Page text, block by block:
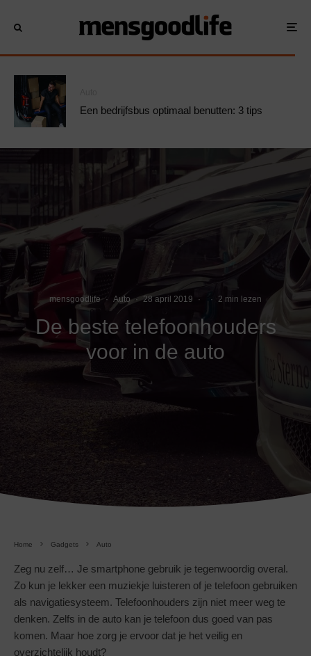
Een bedrijfsbus optimaal benutten: 3 tips
mensgoodlife · Auto · 28 april 2019 · · 2 min lezen
De beste telefoonhouders
voor in de auto
Home Gadgets Auto
Zeg nu zelf… Je smartphone gebruik je tegenwoordig overal.
Zo kun je lekker een muziekje luisteren of je telefoon gebruiken
als navigatiesysteem. Telefoonhouders zijn niet meer weg te
denken. Zelfs in de auto kan je telefoon dus goed van pas
komen. Maar hoe zorg je ervoor dat je het veilig en
overzichtelijk houdt?